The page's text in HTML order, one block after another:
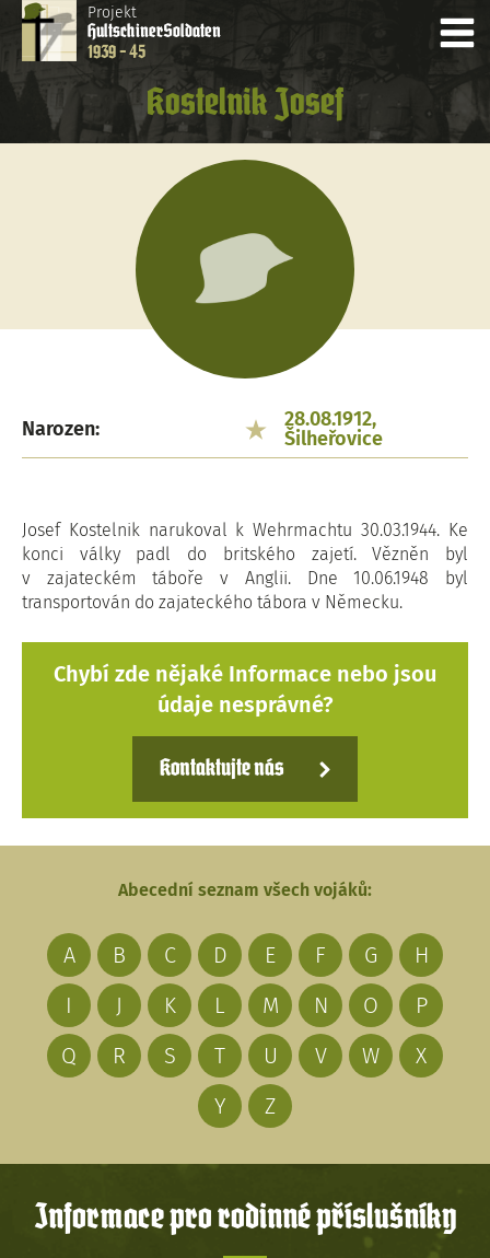
Projekt
HultschinerSoldaten
1939 - 45
Kostelnik Josef
Narozen:
28.08.1912,
Šilheřovice
Josef Kostelnik narukoval k Wehrmachtu 30.03.1944. Ke
konci války padl do britského zajetí. Vězněn byl
v zajateckém táboře v Anglii. Dne 10.06.1948 byl
transportován do zajateckého tábora v Německu.
Chybí zde nějaké Informace nebo jsou
údaje nesprávné?
Kontaktujte nás
Abecední seznam všech vojáků:
A B C D E F G
H
I
J K L M N O
P
Q
R S T U V W
X
Y
Z
Informace pro rodinné příslušníky